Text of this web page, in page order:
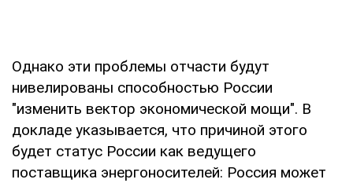
Однако эти проблемы отчасти будут
нивелированы способностью России
"изменить вектор экономической мощи". В
докладе указывается, что причиной этого
будет статус России как ведущего
поставщика энергоносителей: Россия может